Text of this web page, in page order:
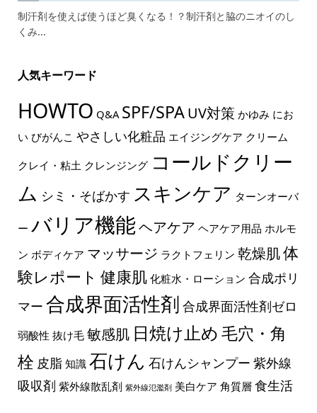
制汗剤を使えば使うほど臭くなる！？制汗剤と脇のニオイのし
くみ...
人気キーワード
HOWTO Q&A SPF/SPAUV対策 かゆみ にお
い びがんこ やさしい化粧品 エイジングケア クリーム
クレイ・粘土 クレンジング コールドクリー
ム シミ・そばかす スキンケア ターンオーバ
ー バリア機能ヘアケア ヘアケア用品 ホルモ
ン ボディケア マッサージ ラクトフェリン 乾燥肌体
験レポート 健康肌 化粧水・ローション 合成ポリ
マー 合成界面活性剤 合成界面活性剤ゼロ
弱酸性 抜け毛 敏感肌 日焼け止め毛穴・角
栓 皮脂 知識 石けん 石けんシャンプー 紫外線
吸収剤 紫外線散乱剤 紫外線氾濫剤 美白ケア 角質層 食生活